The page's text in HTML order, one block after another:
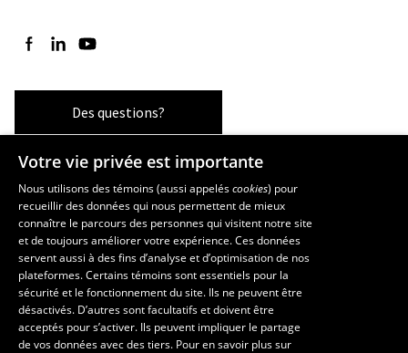
Suivez-nous sur Facebook
Suivez-nous sur LinkedIn
Suivez-nous sur YouTube
Des questions?
Les écoles et la recherche
École supérieure d’aménagement du territoire et de développement
régional
École d’architecture
École d’art
École de design
Centre de recherche en aménagement et développement
Votre vie privée est importante
Nous utilisons des témoins (aussi appeléscookies) pour
recueillir des données qui nous permettent de mieux
connaître le parcours des personnes qui visitent notre site
et de toujours améliorer votre expérience. Ces données
servent aussi à des fins d’analyse et d’optimisation de nos
plateformes. Certains témoins sont essentiels pour la
sécurité et le fonctionnement du site. Ils ne peuvent être
désactivés. D’autres sont facultatifs et doivent être
acceptés pour s’activer. Ils peuvent impliquer le partage
de vos données avec des tiers. Pour en savoir plus sur